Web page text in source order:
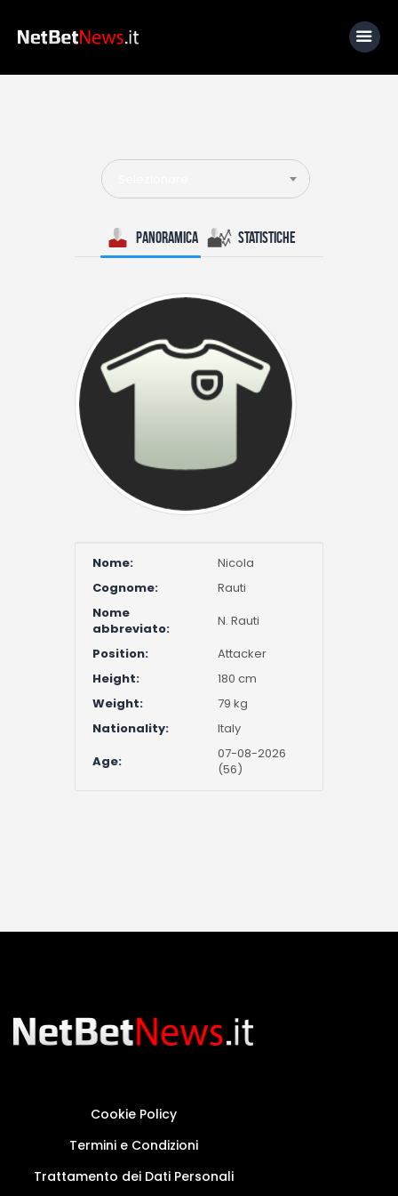
News
Calcio
Basket
Tennis
Lo Sapevi Che
Fantacalcio
I consigli di Giulia
Serie A
Panoramica Statistiche
Nome:
Nicola
Cognome:
Rauti
Nome
abbreviato:
N. Rauti
Position:
Attacker
Height:
180 cm
Weight:
79 kg
Nationality:
Italy
Age:
07-08-2026
(56)
Cookie Policy
Termini e Condizioni
Trattamento dei Dati Personali